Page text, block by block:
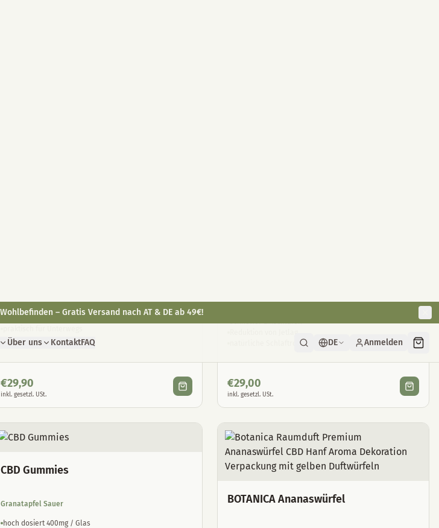
Hoch dosiert 400mg / Glas
€29,90
inkl. gesetzl. USt.
CBD Schlaftropfen mit Melatonin
schneller Einschlafen
natürliche Schlaftropfen
€29,00
inkl. gesetzl. USt.
CBD Gummies
Granatapfel Sauer
hoch dosiert 400mg / Glas
BOTANICA Ananaswürfel